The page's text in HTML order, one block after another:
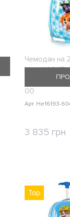
Чемодан на
Heys
Patrol Blue
00
Арт. He16193-
3 835 грн
Top